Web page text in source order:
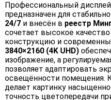
Профессиональный
предназначен для
24/7 и внесён в реестр
сочетает высокое
конструкцию и
3840×2160 (4K UHD)
изображение, а
позволяет адаптировать
освещённости помещения.
делает картинку
точность цветопередачи